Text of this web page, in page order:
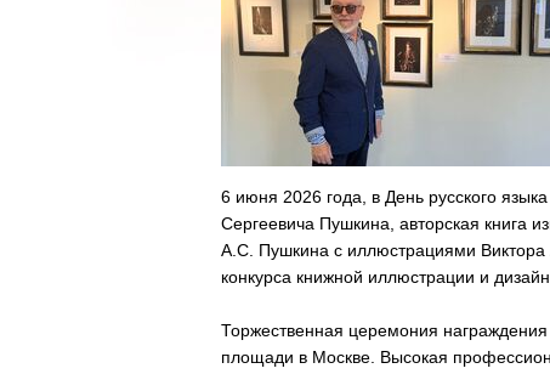
6 июня 2026 года, в День русского
Сергеевича Пушкина, авторская книга
А.С. Пушкина с иллюстрациями Виктора
конкурса книжной иллюстрации и
Торжественная церемония
площади в Москве. Высокая